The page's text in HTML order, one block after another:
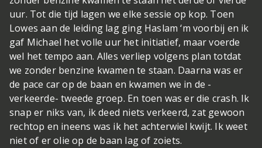
uur. Tot die tijd lagen we elke sessie op kop. Toen
Lowes aan de leiding lag ging Haslam ‘m voorbij en ik
gaf Michael het volle uur het initiatief, maar voerde
wel het tempo aan. Alles verliep volgens plan totdat
we zonder benzine kwamen te staan. Daarna was er
de pace car op de baan en kwamen we in de -
verkeerde- tweede groep. En toen was er die crash. Ik
snap er niks van, ik deed niets verkeerd, zat gewoon
rechtop en ineens was ik het achterwiel kwijt. Ik weet
niet of er olie op de baan lag of zoiets.